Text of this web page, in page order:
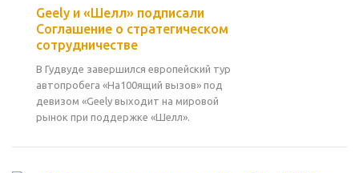
Geely и «Шелл» подписали
Соглашение о стратегическом
сотрудничестве
В Гудвуде завершился европейский тур
автопробега «На100ящий вызов» под
девизом «Geely выходит на мировой
рынок при поддержке «Шелл».